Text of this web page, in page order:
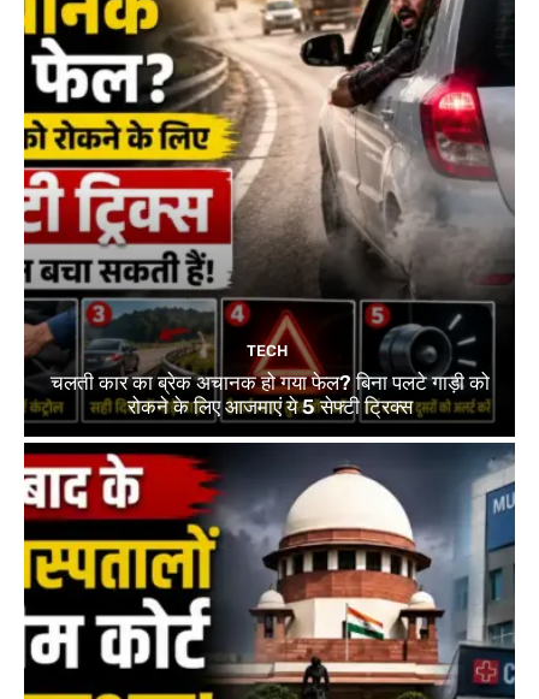
TECH
चलती कार का ब्रेक अचानक हो गया फेल? बिना पलटे गाड़ी को
रोकने के लिए आजमाएं ये 5 सेफ्टी ट्रिक्स